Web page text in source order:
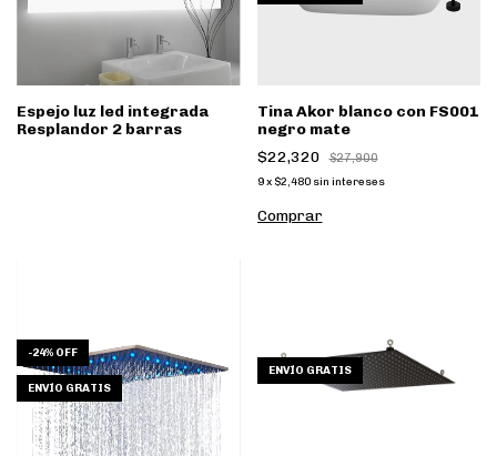
Espejo luz led integrada
Resplandor 2 barras
Tina Akor blanco con FS001
negro mate
$22,320
$27,900
9 x $2,480 sin intereses
Comprar
-24% OFF
ENVÍO GRATIS
ENVÍO GRATIS